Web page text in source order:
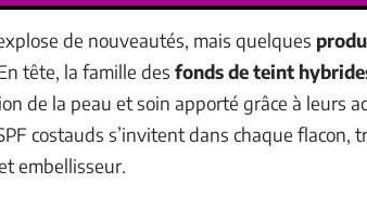
de nouveautés, mais quelques
tête, la famille des fonds de teint
de la peau et soin apporté grâce à leurs
costauds s’invitent dans chaque flacon,
embellisseur.